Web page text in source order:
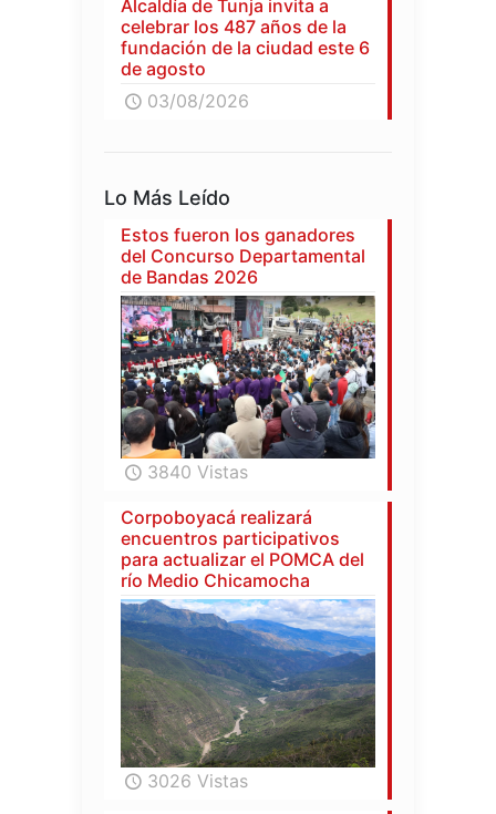
Alcaldía de Tunja invita a
celebrar los 487 años de la
fundación de la ciudad este 6
de agosto
03/08/2026
Lo Más Leído
Estos fueron los ganadores
del Concurso Departamental
de Bandas 2026
3840 Vistas
Corpoboyacá realizará
encuentros participativos
para actualizar el POMCA del
río Medio Chicamocha
3026 Vistas